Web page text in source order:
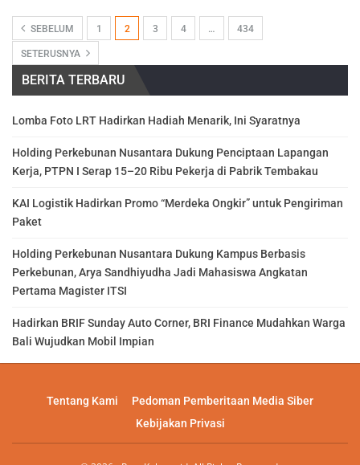
SEBELUM 1 2 3 4 … 434
SETERUSNYA
BERITA TERBARU
Lomba Foto LRT Hadirkan Hadiah Menarik, Ini Syaratnya
Holding Perkebunan Nusantara Dukung Penciptaan Lapangan
Kerja, PTPN I Serap 15–20 Ribu Pekerja di Pabrik Tembakau
KAI Logistik Hadirkan Promo “Merdeka Ongkir” untuk Pengiriman
Paket
Holding Perkebunan Nusantara Dukung Kampus Berbasis
Perkebunan, Arya Sandhiyudha Jadi Mahasiswa Angkatan
Pertama Magister ITSI
Hadirkan BRIF Sunday Auto Corner, BRI Finance Mudahkan Warga
Bali Wujudkan Mobil Impian
Tentang Kami
Pedoman Pemberitaan Media Siber
Kebijakan Privasi